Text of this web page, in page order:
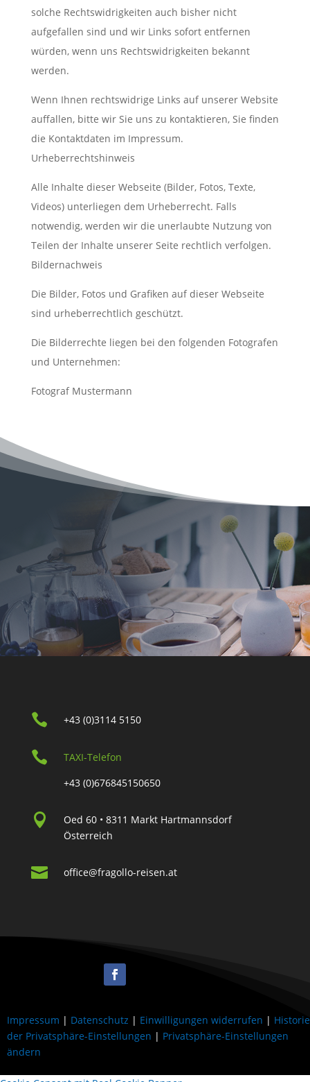
solche Rechtswidrigkeiten auch bisher nicht
aufgefallen sind und wir Links sofort entfernen
würden, wenn uns Rechtswidrigkeiten bekannt
werden.
Wenn Ihnen rechtswidrige Links auf unserer Website
auffallen, bitte wir Sie uns zu kontaktieren, Sie finden
die Kontaktdaten im Impressum.
Urheberrechtshinweis
Alle Inhalte dieser Webseite (Bilder, Fotos, Texte,
Videos) unterliegen dem Urheberrecht. Falls
notwendig, werden wir die unerlaubte Nutzung von
Teilen der Inhalte unserer Seite rechtlich verfolgen.
Bildernachweis
Die Bilder, Fotos und Grafiken auf dieser Webseite
sind urheberrechtlich geschützt.
Die Bilderrechte liegen bei den folgenden Fotografen
und Unternehmen:
Fotograf Mustermann
 +43 (0)3114 5150

TAXI-Telefon
+43 (0)676845150650

Oed 60 • 8311 Markt Hartmannsdorf
Österreich
 office@fragollo-reisen.at
Impressum | Datenschutz | Einwilligungen widerrufen | Historie
der Privatsphäre-Einstellungen | Privatsphäre-Einstellungen
ändern